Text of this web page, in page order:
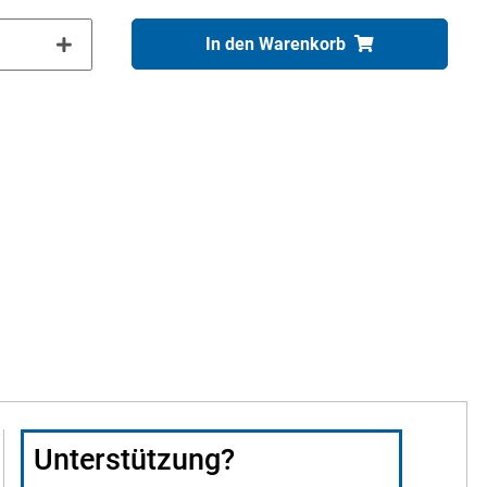
In den Warenkorb
Unterstützung?